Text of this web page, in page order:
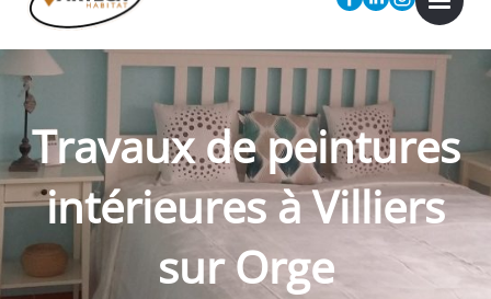
Travaux de peintures
intérieures à Villiers
sur Orge